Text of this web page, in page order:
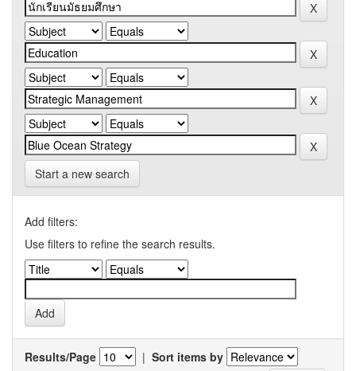
Start a new search
Add filters:
Use filters to refine the search results.
Results/Page | Sort items by